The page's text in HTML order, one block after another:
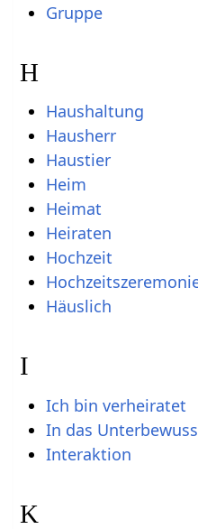
Gruppe
H
Haushaltung
Hausherr
Haustier
Heim
Heimat
Heiraten
Hochzeit
Häuslich
I
Ich bin verheiratet
In das
Interaktion
K